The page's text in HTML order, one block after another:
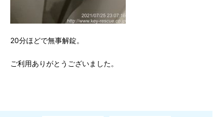
20分ほどで無事解錠。
ご利用ありがとうございました。